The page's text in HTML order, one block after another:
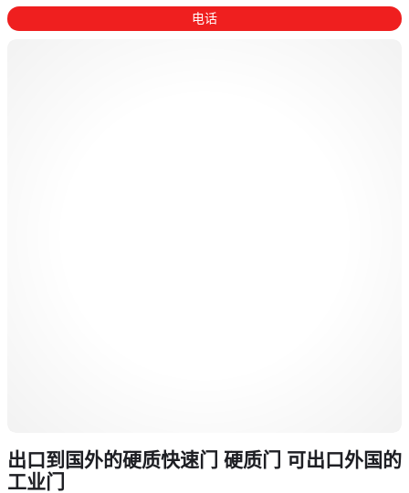
电话
出口到国外的硬质快速门 硬质门 可出口外国的
工业门